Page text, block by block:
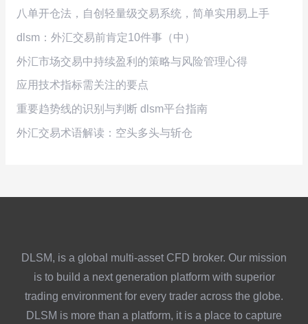
八单开仓法，自创轻量级交易系统，简单实用易上手
dlsm：外汇交易前肯定10件事（中）
外汇市场交易中持续盈利的策略与风险管理心得
应用技术指标需关注的要点
重要趋势线的识别与判断 dlsm平台指南
外汇交易术语解读：空头多头与斩仓
DLSM, is a global multi-asset CFD broker. Our mission
is to build a next generation platform with superior
trading environment for every trader across the globe.
DLSM is more than a platform, it is a place to capture